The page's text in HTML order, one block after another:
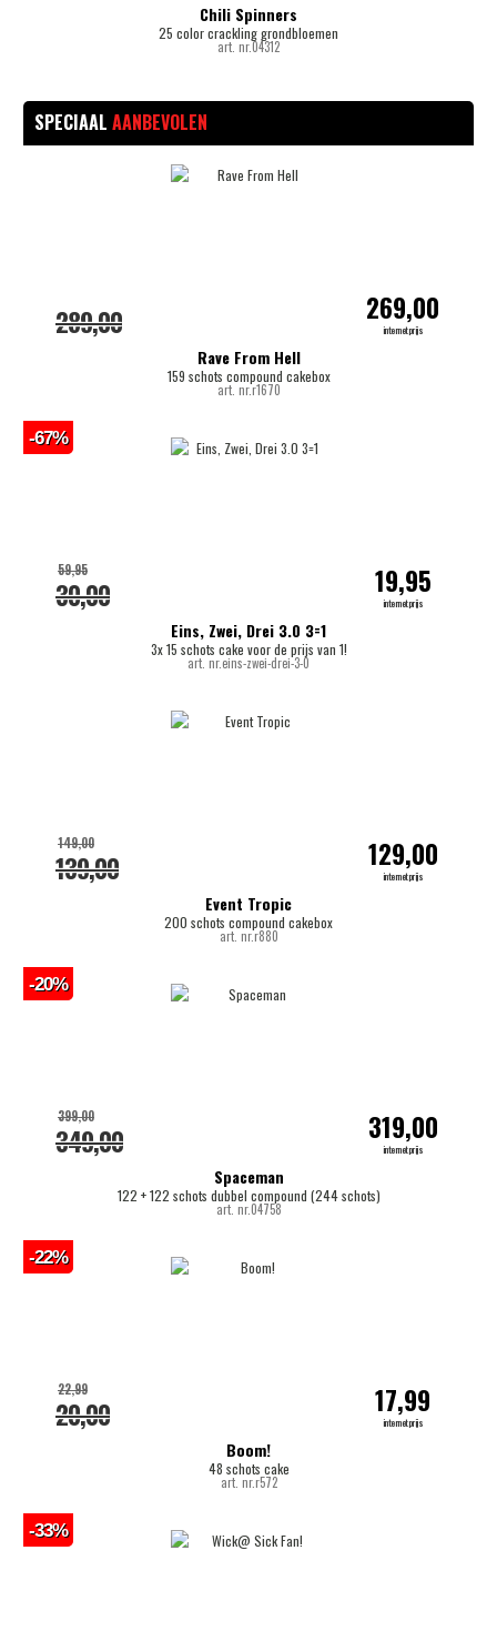
Chili Spinners
25 color crackling grondbloemen
art. nr.04312
SPECIAAL AANBEVOLEN
Rave From Hell
159 schots compound cakebox
art. nr.r1670
289,00 269,00
internetprijs
Eins, Zwei, Drei 3.0 3=1
3x 15 schots cake voor de prijs van 1!
art. nr.eins-zwei-drei-3-0
30,00
59,95 19,95
internetprijs
-67%
Event Tropic
200 schots compound cakebox
art. nr.r880
139,00
149,00 129,00
internetprijs
Spaceman
122 + 122 schots dubbel compound (244 schots)
art. nr.04758
349,00
399,00 319,00
internetprijs
-20%
Boom!
48 schots cake
art. nr.r572
20,00
22,99 17,99
internetprijs
-22%
-33%